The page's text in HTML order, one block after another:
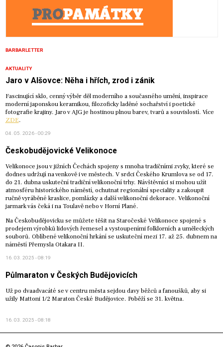
BARBARLETTER
AKTUALITY
Jaro v Alšovce: Něha i hřích, zrod i zánik
Fascinující sklo, cenný výběr děl moderního a současného umění, inspirace
moderní japonskou keramikou, filozoficky laděné sochařství i poetické
fotografie krajiny. Jaro v AJG je hostinou plnou barev, tvarů a souvislostí. Více
ZDE.
04. 05. 2026 - 00:29
Českobudějovické Velikonoce
Velikonoce jsou v jižních Čechách spojeny s mnoha tradičními zvyky, které se
dodnes udržují na venkově i ve městech. V srdci Českého Krumlova se od 17.
do 21. dubna uskuteční tradiční velikonoční trhy. Návštěvníci si mohou užít
atmosféru historického náměstí, ochutnat regionální speciality a zakoupit
ručně vyráběné kraslice, pomlázky a další velikonoční dekorace. Velikonoční
jarmark vás čeká i na Toulavě nebo v Horní Plané.
Na Českobudějovicku se můžete těšit na Staročeské Velikonoce spojené s
prodejem výrobků lidových řemesel a vystoupeními folklorních a uměleckých
souborů. Oblíbené velikonoční hrkání se uskuteční mezi 17. až 25. dubnem na
náměstí Přemysla Otakara II.
16. 03. 2025 - 08:19
Půlmaraton v Českých Budějovicích
Už po dvaadvacáté se v centru města sejdou davy běžců a fanoušků, aby si
užily Mattoni 1/2 Maraton České Budějovice. Poběží se 31. května.
16. 03. 2025 - 08:18